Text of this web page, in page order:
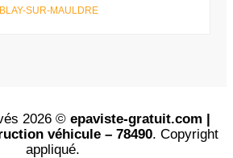
SUR-MAULDRE
2026 © epaviste-gratuit.com |
véhicule – 78490. Copyright
appliqué.